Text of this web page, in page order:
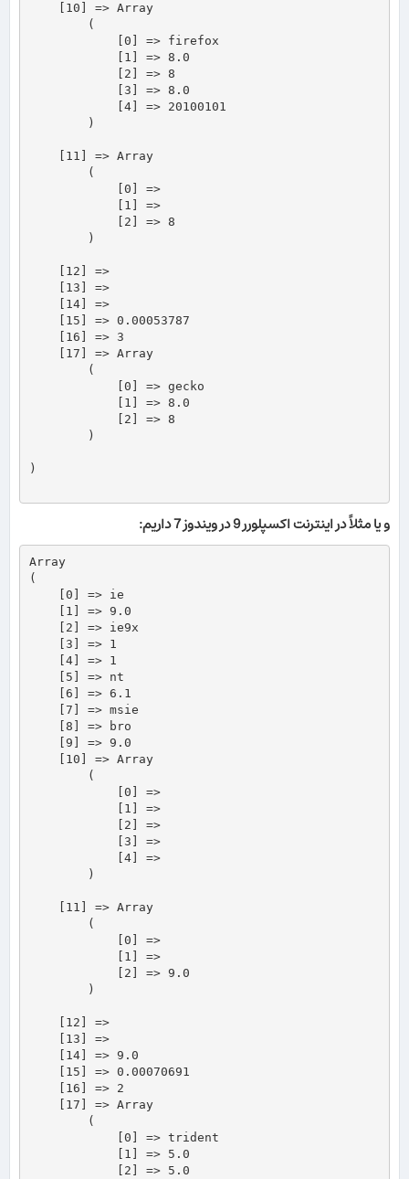
    [10] => Array
        (
            [0] => firefox
            [1] => 8.0
            [2] => 8
            [3] => 8.0
            [4] => 20100101
        )
    [11] => Array
        (
            [0] =>
            [1] =>
            [2] => 8
        )
    [12] =>
    [13] =>
    [14] =>
    [15] => 0.00053787
    [16] => 3
    [17] => Array
        (
            [0] => gecko
            [1] => 8.0
            [2] => 8
        )
)
و یا مثلاً در اینترنت اکسپلورر 9 در ویندوز 7 داریم:
Array
(
    [0] => ie
    [1] => 9.0
    [2] => ie9x
    [3] => 1
    [4] => 1
    [5] => nt
    [6] => 6.1
    [7] => msie
    [8] => bro
    [9] => 9.0
    [10] => Array
        (
            [0] =>
            [1] =>
            [2] =>
            [3] =>
            [4] =>
        )
    [11] => Array
        (
            [0] =>
            [1] =>
            [2] => 9.0
        )
    [12] =>
    [13] =>
    [14] => 9.0
    [15] => 0.00070691
    [16] => 2
    [17] => Array
        (
            [0] => trident
            [1] => 5.0
            [2] => 5.0